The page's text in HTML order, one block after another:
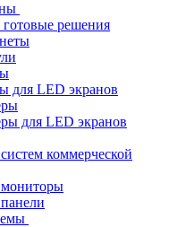
решения
для LED экранов
для LED экранов
коммерческой